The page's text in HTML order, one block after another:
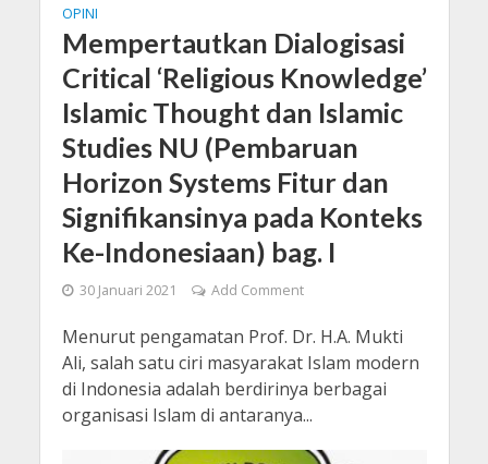
OPINI
Mempertautkan Dialogisasi
Critical ‘Religious Knowledge’
Islamic Thought dan Islamic
Studies NU (Pembaruan
Horizon Systems Fitur dan
Signifikansinya pada Konteks
Ke-Indonesiaan) bag. I
30 Januari 2021 Add Comment
Menurut pengamatan Prof. Dr. H.A. Mukti
Ali, salah satu ciri masyarakat Islam modern
di Indonesia adalah berdirinya berbagai
organisasi Islam di antaranya...